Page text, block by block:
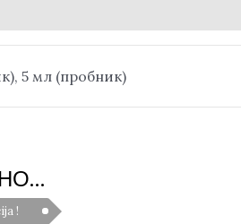
5 мл (пробник)
!